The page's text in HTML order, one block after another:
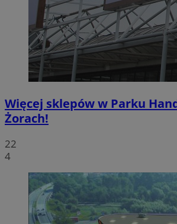
Więcej sklepów w Parku
Żorach!
22
4